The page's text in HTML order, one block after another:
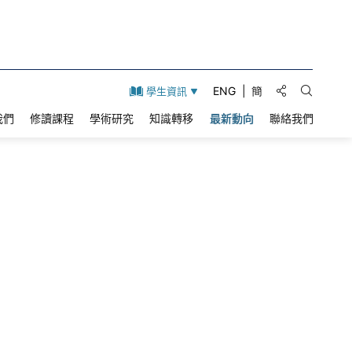
學生資訊 ENG 簡 分享到:
打開搜
們 修讀課程 學術研究 知識轉移 最新動向 聯絡我們